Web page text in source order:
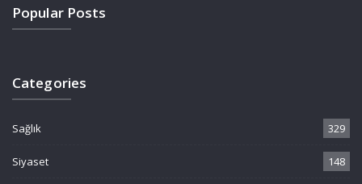
Popular Posts
Categories
Sağlık 329
Siyaset 148